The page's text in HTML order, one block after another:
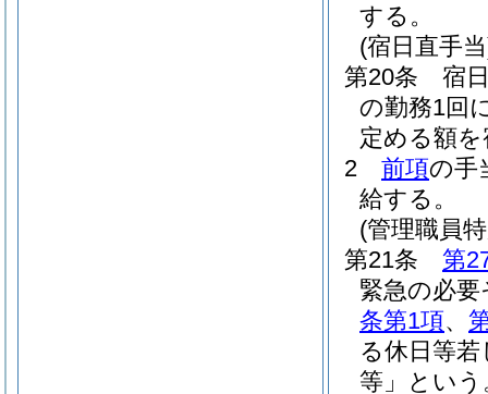
する。
(宿日直手
第20条
宿
の勤務1回
定める額
2
前項の手
給する。
(管理職員
第21条
第
緊急の必
条第1項、
る休日等
等」という